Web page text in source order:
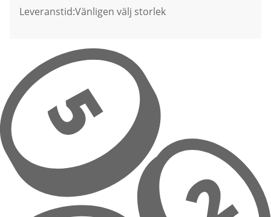
Leveranstid:Vänligen välj storlek